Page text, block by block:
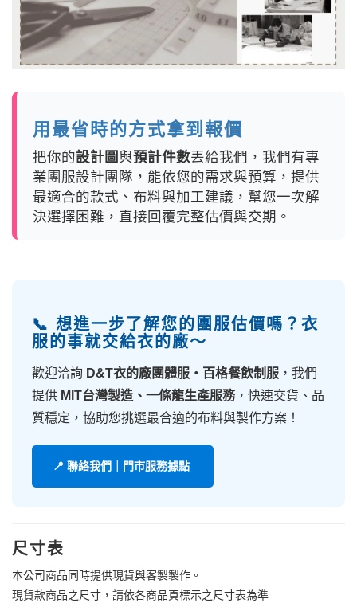
用最省時的方式拿到報價
把你的設計圖與預計件數丟給我們，我們有專
業團服設計團隊，能依您的需求與預算，提供
最適合的款式、布料與加工建議，幫您一次解
決選擇困難，直接回覆完整估價與交期。
📞 想進一步了解您的團服估價嗎？衣
服的事就交給衣的廠～
歡迎洽詢 D&T衣的廠團體服・百格餐飲制服 ，我們
提供 MIT台灣製造、一條龍生產服務，快速交貨、品
質穩定，協助您挑選最合適的布料與製作方案！
📍 聯絡我們｜門市服務據點
尺寸表
本公司商品同時提供現貨與客製製作。
現貨款商品之尺寸，請依各商品頁標示之尺寸表為準